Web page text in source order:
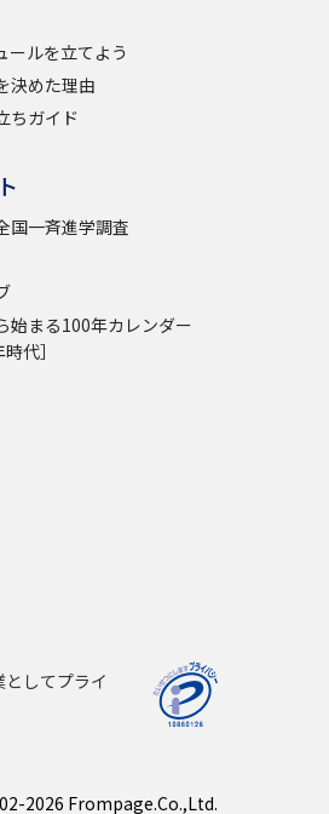
ールを立てよう
決めた理由
ちガイド
国一斉進学調査
始まる100年カレンダー
代］
してプライ
2026 Frompage.Co.,Ltd.